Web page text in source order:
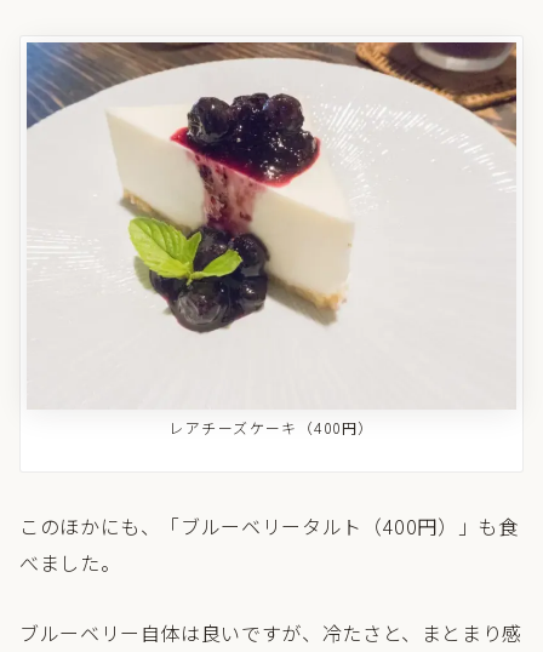
レアチーズケーキ（400円）
このほかにも、「ブルーベリータルト（400円）」も食
べました。
ブルーベリー自体は良いですが、冷たさと、まとまり感